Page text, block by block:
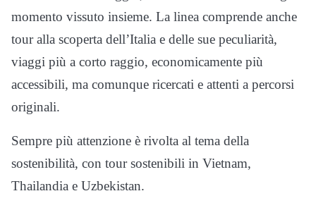
momento vissuto insieme. La linea comprende anche
tour alla scoperta dell’Italia e delle sue peculiarità,
viaggi più a corto raggio, economicamente più
accessibili, ma comunque ricercati e attenti a percorsi
originali.
Sempre più attenzione è rivolta al tema della
sostenibilità, con tour sostenibili in Vietnam,
Thailandia e Uzbekistan.